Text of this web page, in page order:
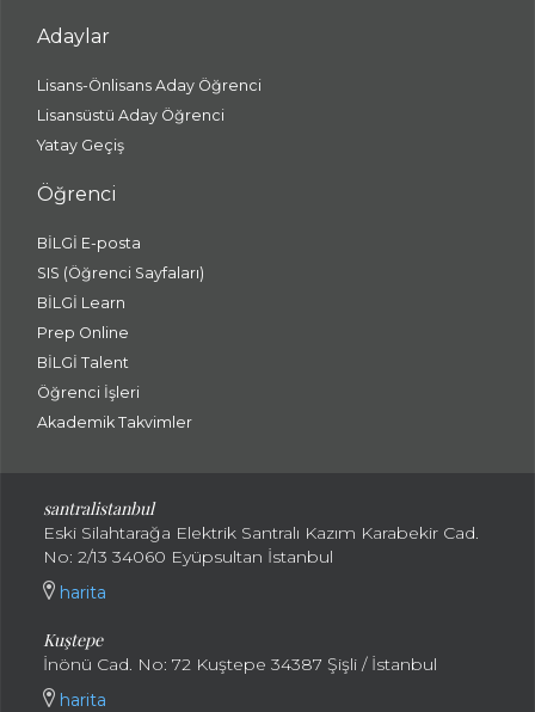
Adaylar
Lisans-Önlisans Aday Öğrenci
Lisansüstü Aday Öğrenci
Yatay Geçiş
Öğrenci
BİLGİ E-posta
SIS (Öğrenci Sayfaları)
BİLGİ Learn
Prep Online
BİLGİ Talent
Öğrenci İşleri
Akademik Takvimler
santralistanbul
Eski Silahtarağa Elektrik Santralı Kazım Karabekir Cad.
No: 2/13 34060 Eyüpsultan İstanbul
harita
Kuştepe
İnönü Cad. No: 72 Kuştepe 34387 Şişli / İstanbul
harita